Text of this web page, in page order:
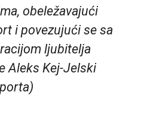
obeležavajući
i povezujući se sa
ljubitelja
Aleks Kej-Jelski